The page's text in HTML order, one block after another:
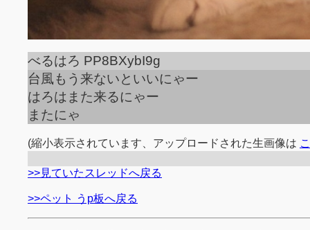
べるはろ PP8BXybI9g
台風もう来ないといいにゃー
はろはまた来るにゃー
またにゃ
(縮小表示されています、アップロードされた生画像は
>>見ていたスレッドへ戻る
>>ペット うp板へ戻る